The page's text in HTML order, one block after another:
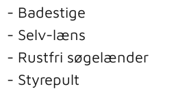
- Badestige
- Selv-læns
- Rustfri søgelænder
- Styrepult